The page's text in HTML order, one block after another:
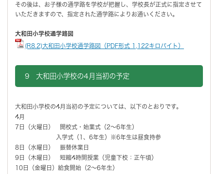
その後は、お子様の通学路を学校が把握し、学校長が正式に指定させて
いただきますので、指定された通学路によりお通いください。
大和田小学校通学路図
(R8.2)大和田小学校通学路図（PDF形式 1,122キロバイト）
9 大和田小学校の4月当初の予定
大和田小学校の4月当初の予定については、以下のとおりです。
4月
7日（火曜日） 開校式・始業式（2～6年生）
入学式（1、6年生）※6年生は昼食持参
8日（水曜日） 振替休業日
9日（木曜日） 短縮4時間授業（児童下校：正午頃）
10日（金曜日）給食開始（2～6年生）